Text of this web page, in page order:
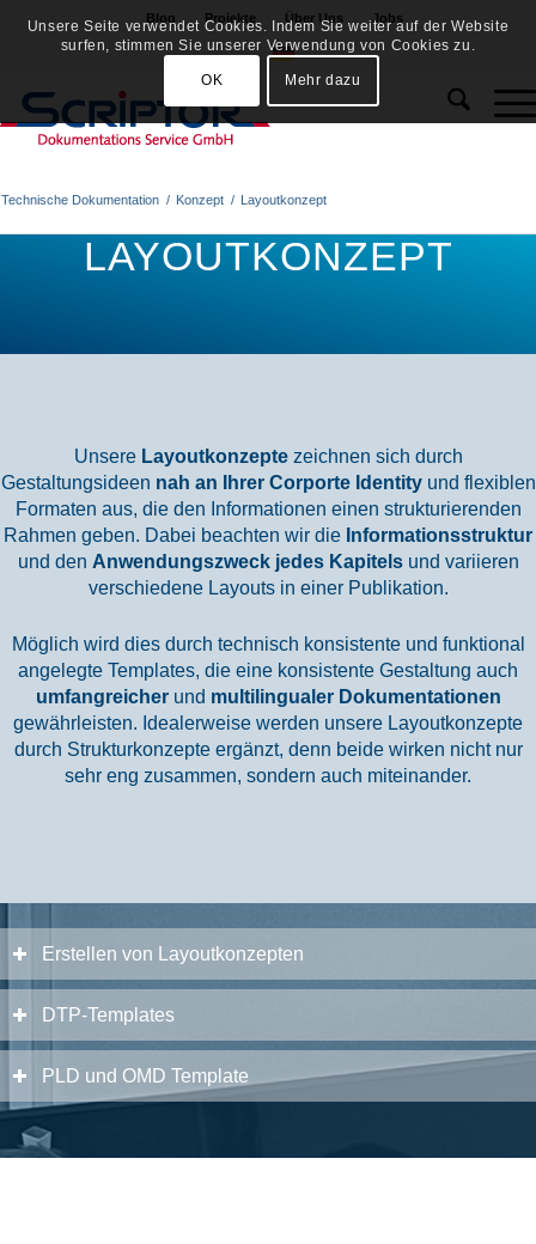
Blog Projekte Über Uns Jobs
Technische Dokumentation / Konzept / Layoutkonzept
LAYOUTKONZEPT
Unsere Layoutkonzeptezeichnen sich durch
Gestaltungsideen nah an Ihrer Corporte Identityund flexiblen
Formaten aus, die den Informationen einen strukturierenden
Rahmen geben. Dabei beachten wir die Informationsstruktur
und den Anwendungszweck jedes Kapitelsund variieren
verschiedene Layouts in einer Publikation.
Möglich wird dies durch technisch konsistente und funktional
angelegte Templates, die eine konsistente Gestaltung auch
umfangreicherund multilingualer Dokumentationen
gewährleisten. Idealerweise werden unsere Layoutkonzepte
durch Strukturkonzepte ergänzt, denn beide wirken nicht nur
sehr eng zusammen, sondern auch miteinander.
Erstellen von Layoutkonzepten
DTP-Templates
PLD und OMD Template
Unsere Seite verwendet Cookies. Indem Sie weiter auf der Website
surfen, stimmen Sie unserer Verwendung von Cookies zu.
OK Mehr dazu